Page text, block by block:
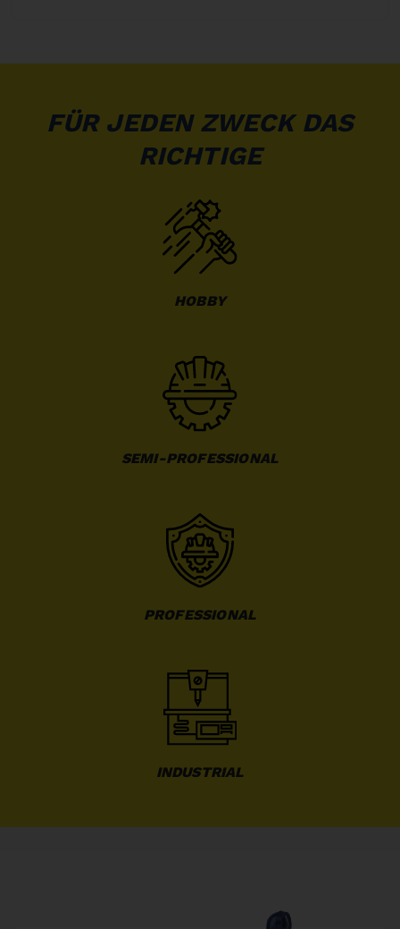
FÜR JEDEN ZWECK DAS
RICHTIGE
HOBBY
SEMI-PROFESSIONAL
PROFESSIONAL
INDUSTRIAL